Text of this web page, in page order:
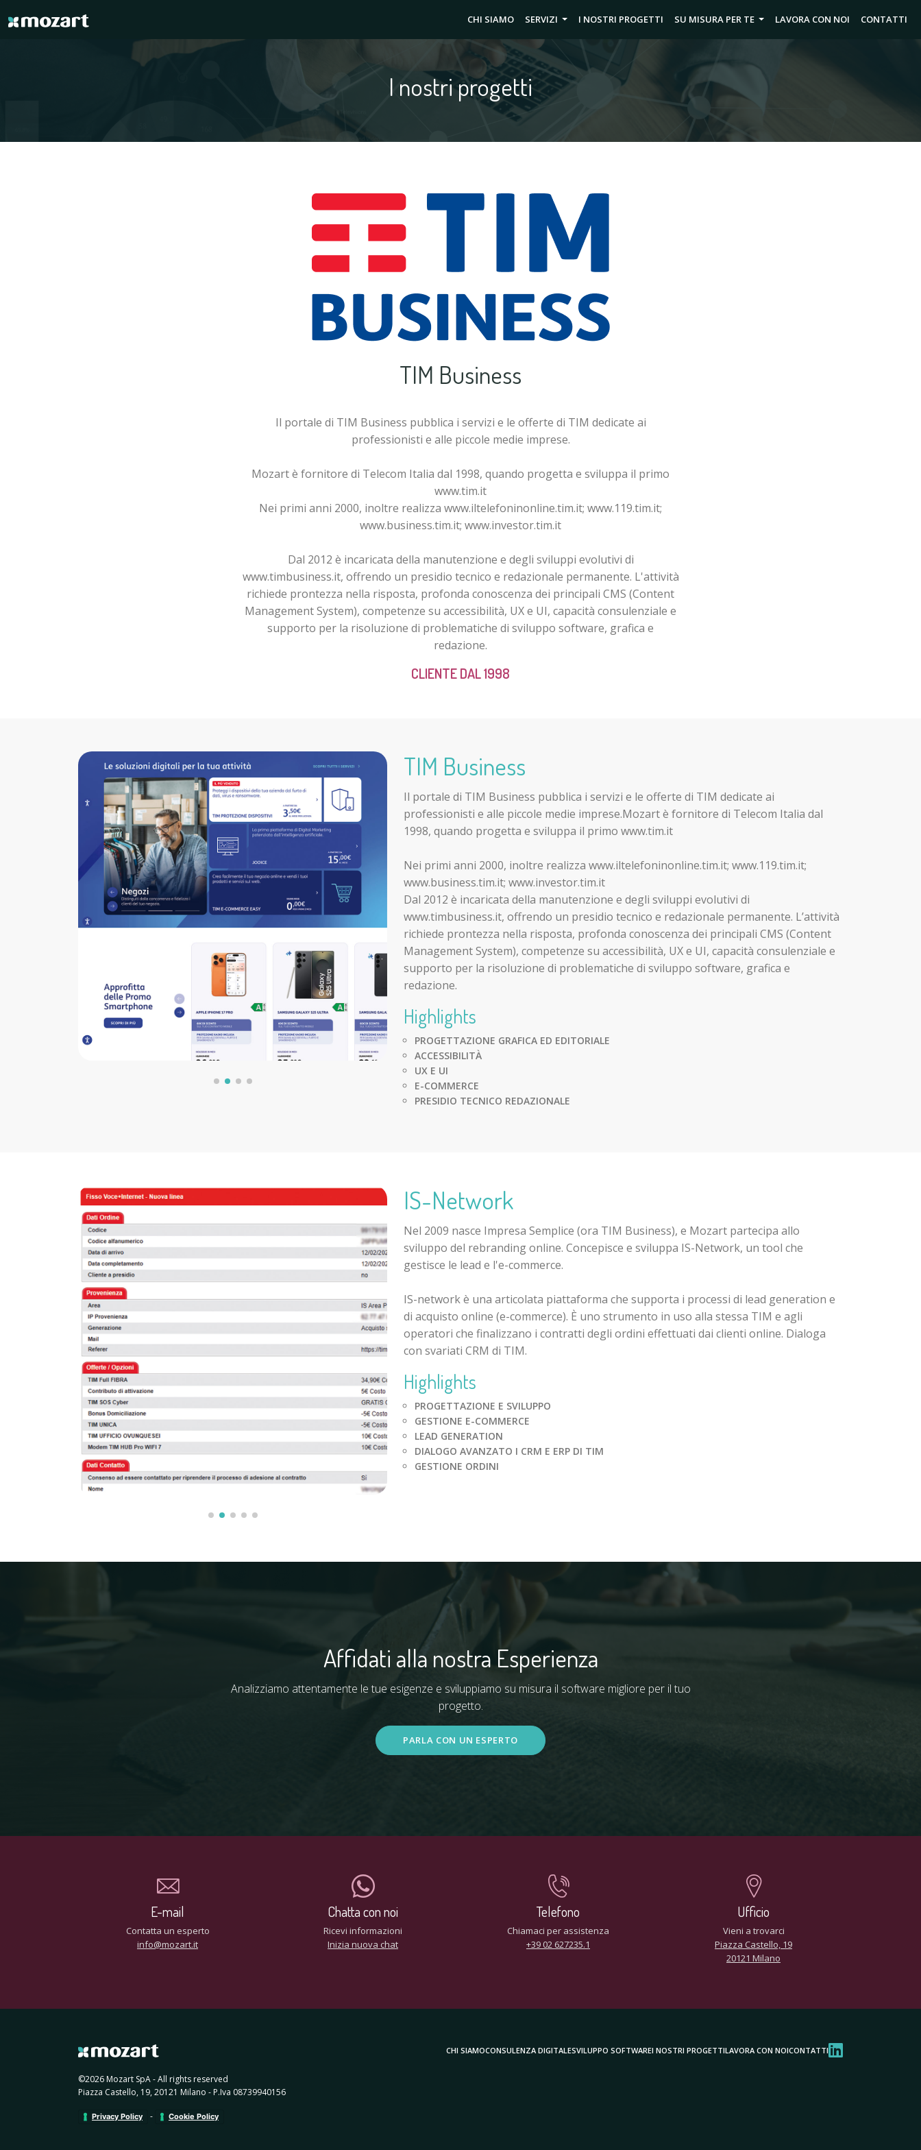
CHI SIAMO SERVIZI I NOSTRI PROGETTI SU MISURA PER TE LAVORA CON NOI CONTATTI
I nostri progetti
TIM Business
Il portale di TIM Business pubblica i servizi e le offerte di TIM dedicate ai
professionisti e alle piccole medie imprese.
Mozart è fornitore di Telecom Italia dal 1998, quando progetta e sviluppa il primo
www.tim.it
Nei primi anni 2000, inoltre realizza www.iltelefoninonline.tim.it; www.119.tim.it;
www.business.tim.it; www.investor.tim.it
Dal 2012 è incaricata della manutenzione e degli sviluppi evolutivi di
www.timbusiness.it, offrendo un presidio tecnico e redazionale permanente. L'attività
richiede prontezza nella risposta, profonda conoscenza dei principali CMS (Content
Management System), competenze su accessibilità, UX e UI, capacità consulenziale e
supporto per la risoluzione di problematiche di sviluppo software, grafica e
redazione.
CLIENTE DAL 1998
TIM Business
Il portale di TIM Business pubblica i servizi e le offerte di TIM dedicate ai
professionisti e alle piccole medie imprese.Mozart è fornitore di Telecom Italia dal
1998, quando progetta e sviluppa il primo www.tim.it
Nei primi anni 2000, inoltre realizza www.iltelefoninonline.tim.it; www.119.tim.it;
www.business.tim.it; www.investor.tim.it
Dal 2012 è incaricata della manutenzione e degli sviluppi evolutivi di
www.timbusiness.it, offrendo un presidio tecnico e redazionale permanente. L’attività
richiede prontezza nella risposta, profonda conoscenza dei principali CMS (Content
Management System), competenze su accessibilità, UX e UI, capacità consulenziale e
supporto per la risoluzione di problematiche di sviluppo software, grafica e
redazione.
Highlights
PROGETTAZIONE GRAFICA ED EDITORIALE
ACCESSIBILITÀ
UX E UI
E-COMMERCE
PRESIDIO TECNICO REDAZIONALE
IS-Network
Nel 2009 nasce Impresa Semplice (ora TIM Business), e Mozart partecipa allo
sviluppo del rebranding online. Concepisce e sviluppa IS-Network, un tool che
gestisce le lead e l'e-commerce.
IS-network è una articolata piattaforma che supporta i processi di lead generation e
di acquisto online (e-commerce). È uno strumento in uso alla stessa TIM e agli
operatori che finalizzano i contratti degli ordini effettuati dai clienti online. Dialoga
con svariati CRM di TIM.
Highlights
PROGETTAZIONE E SVILUPPO
GESTIONE E-COMMERCE
LEAD GENERATION
DIALOGO AVANZATO I CRM E ERP DI TIM
GESTIONE ORDINI
Affidati alla nostra Esperienza
Analizziamo attentamente le tue esigenze e sviluppiamo su misura il software migliore per il tuo
progetto.
PARLA CON UN ESPERTO
E-mail
Contatta un esperto
info@mozart.it
Chatta con noi
Ricevi informazioni
Inizia nuova chat
Telefono
Chiamaci per assistenza
+39 02 627235.1
Ufficio
Vieni a trovarci
Piazza Castello, 19
20121 Milano
CHI SIAMOCONSULENZA DIGITALESVILUPPO SOFTWAREI NOSTRI PROGETTILAVORA CON NOICONTATTI
©2026 Mozart SpA - All rights reserved
Piazza Castello, 19, 20121 Milano - P.Iva 08739940156
Privacy Policy - Cookie Policy